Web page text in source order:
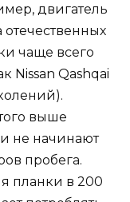
двигатель
отечественных
чаще всего
Nissan Qashqai
выше
не начинают
пробега.
планки в 200